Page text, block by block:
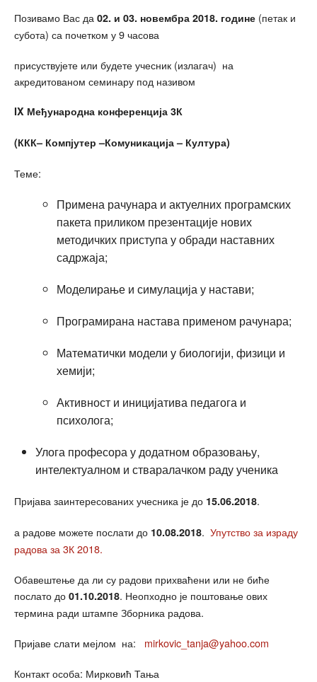
Позивамо Вас да 02. и 03. новембра 2018. године (петак и
субота) са почетком у 9 часова
присуствујете или будете учесник (излагач) на
акредитованом семинару под називом
IX Међународна конференција 3К
(ККК– Компјутер –Комуникација – Култура)
Теме:
Примена рачунара и актуелних програмских
пакета приликом презентације нових
методичких приступа у обради наставних
садржаја;
Моделирање и симулација у настави;
Програмирана настава применом рачунара;
Математички модели у биологији, физици и
хемији;
Активност и иницијатива педагога и
психолога;
Улога професора у додатном образовању,
интелектуалном и стваралачком раду ученика
Пријава заинтересованих учесника је до 15.06.2018.
а радове можете послати до 10.08.2018. Упутство за израду
радова за 3К 2018.
Обавештење да ли су радови прихваћени или не биће
послато до 01.10.2018. Неопходно је поштовање ових
термина ради штампе Зборника радова.
Пријаве слати мејлом на: mirkovic_tanja@yahoo.com
Контакт особа: Мирковић Тања